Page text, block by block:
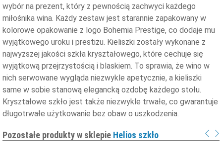
wybór na prezent, który z pewnością zachwyci każdego
miłośnika wina. Każdy zestaw jest starannie zapakowany w
kolorowe opakowanie z logo Bohemia Prestige, co dodaje mu
wyjątkowego uroku i prestiżu. Kieliszki zostały wykonane z
najwyższej jakości szkła kryształowego, które cechuje się
wyjątkową przejrzystością i blaskiem. To sprawia, że wino w
nich serwowane wygląda niezwykle apetycznie, a kieliszki
same w sobie stanową elegancką ozdobę każdego stołu.
Kryształowe szkło jest także niezwykle trwałe, co gwarantuje
długotrwałe użytkowanie bez obaw o uszkodzenia.
Pozostałe produkty w sklepie Helios szkło